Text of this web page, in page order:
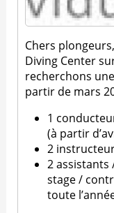
Chers
Diving Center
recherchons
partir de mars
1
(à partir
2
2 assistants
stage /
toute